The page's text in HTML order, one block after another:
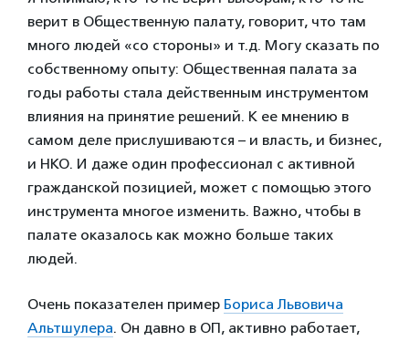
верит в Общественную палату, говорит, что там
много людей «со стороны» и т.д. Могу сказать по
собственному опыту: Общественная палата за
годы работы стала действенным инструментом
влияния на принятие решений. К ее мнению в
самом деле прислушиваются – и власть, и бизнес,
и НКО. И даже один профессионал с активной
гражданской позицией, может с помощью этого
инструмента многое изменить. Важно, чтобы в
палате оказалось как можно больше таких
людей.
Очень показателен пример Бориса Львовича
Альтшулера. Он давно в ОП, активно работает,